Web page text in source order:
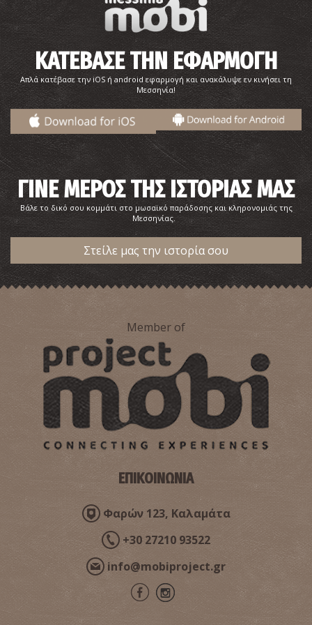
ΚΑΤΕΒΑΣΕ ΤΗΝ ΕΦΑΡΜΟΓΗ
Απλά κατέβασε την iOS ή android εφαρμογή και ανακάλυψε εν κινήσει τη
Μεσσηνία!
ΓΙΝΕ ΜΕΡΟΣ ΤΗΣ ΙΣΤΟΡΙΑΣ ΜΑΣ
Βάλε το δικό σου κομμάτι στο μωσαϊκό παράδοσης και κληρονομιάς της
Μεσσηνίας.
Στείλε μας την ιστορία σου
Member of
ΕΠΙΚΟΙΝΩΝΙΑ
Φαρών 123, Καλαμάτα
+30 27210 93522
info@mobiproject.gr